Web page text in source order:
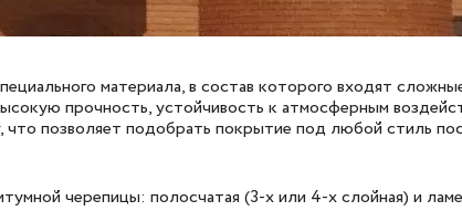
материала, в состав которого входят
прочность, устойчивость к атмосферным
что позволяет подобрать покрытие под любой стиль
черепицы: полосчатая (3-х или 4-х слойная) и